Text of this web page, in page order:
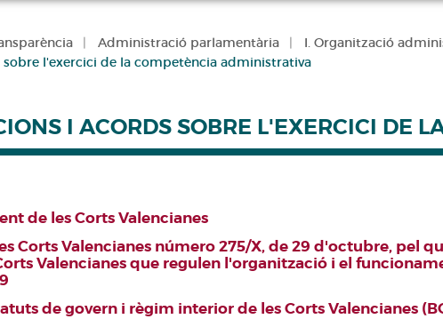
Administració parlamentària
I. Organització
sobre l'exercici de la competència administrativa
I ACORDS SOBRE L'EXERCICI DE
de les Corts Valencianes
Corts Valencianes número 275/X, de 29 d'octubre, pel
Valencianes que regulen l'organització i el
de govern i règim interior de les Corts Valencianes